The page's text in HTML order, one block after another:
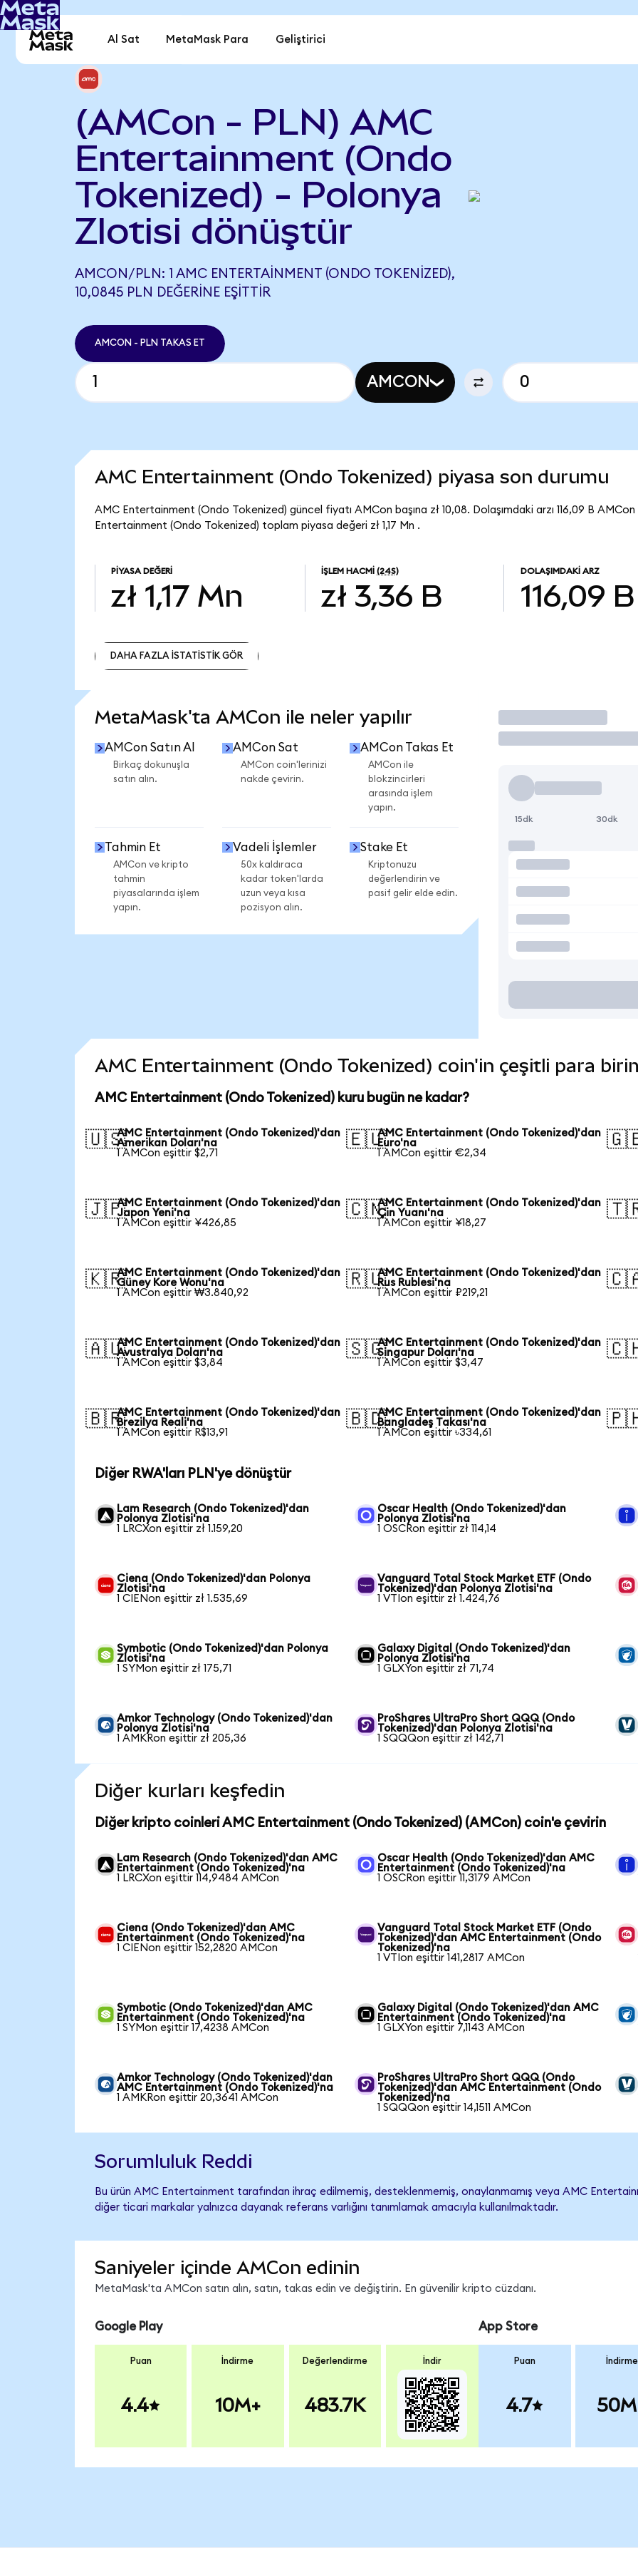
Al Sat MetaMask Para Geliştirici
(AMCon - PLN) AMC
Entertainment (Ondo
Tokenized) - Polonya
Zlotisi dönüştür
AMCON/PLN: 1 AMC ENTERTAINMENT (ONDO TOKENIZED),
10,0845 PLN DEĞERINE EŞITTIR
AMCON - PLN TAKAS ET
AMCON
AMC Entertainment (Ondo Tokenized) piyasa son durumu
AMC Entertainment (Ondo Tokenized) güncel fiyatı AMCon başına zł 10,08. Dolaşımdaki arzı 116,09 B
Entertainment (Ondo Tokenized) toplam piyasa değeri zł 1,17 Mn .
PIYASA DEĞERI
zł 1,17 Mn
İŞLEM HACMI (24S)
zł 3,36 B
DOLAŞIMDAKI ARZ
116,09 B
DAHA FAZLA İSTATİSTİK GÖR
MetaMask'ta AMCon ile neler yapılır
AMCon Satın Al
Birkaç dokunuşla
satın alın.
AMCon Sat
AMCon coin'lerinizi
nakde çevirin.
AMCon Takas Et
AMCon ile
blokzincirleri
arasında işlem
yapın.
Tahmin Et
AMCon ve kripto
tahmin
piyasalarında işlem
yapın.
Vadeli İşlemler
50x kaldıraca
kadar token'larda
uzun veya kısa
pozisyon alın.
Stake Et
Kriptonuzu
değerlendirin ve
pasif gelir elde edin.
İşlem Yap
15dk 30dk
AMC Entertainment (Ondo Tokenized) coin'in çeşitli para
AMC Entertainment (Ondo Tokenized) kuru bugün ne kadar?
🇺🇸AMC Entertainment (Ondo Tokenized)'dan
Amerikan Doları'na
1 AMCon eşittir $2,71
🇪🇺AMC Entertainment (Ondo Tokenized)'dan
Euro'na
1 AMCon eşittir €2,34
🇯🇵AMC Entertainment (Ondo Tokenized)'dan
Japon Yeni'na
1 AMCon eşittir ¥426,85
🇨🇳AMC Entertainment (Ondo Tokenized)'dan
Çin Yuanı'na
1 AMCon eşittir ¥18,27
🇰🇷AMC Entertainment (Ondo Tokenized)'dan
Güney Kore Wonu'na
1 AMCon eşittir ₩3.840,92
🇷🇺AMC Entertainment (Ondo Tokenized)'dan
Rus Rublesi'na
1 AMCon eşittir ₽219,21
🇦🇺AMC Entertainment (Ondo Tokenized)'dan
Avustralya Doları'na
1 AMCon eşittir $3,84
🇸🇬AMC Entertainment (Ondo Tokenized)'dan
Singapur Doları'na
1 AMCon eşittir $3,47
🇧🇷AMC Entertainment (Ondo Tokenized)'dan
Brezilya Reali'na
1 AMCon eşittir R$13,91
🇧🇩AMC Entertainment (Ondo Tokenized)'dan
Bangladeş Takası'na
1 AMCon eşittir ৳334,61
Diğer RWA'ları PLN'ye dönüştür
Lam Research (Ondo Tokenized)'dan
Polonya Zlotisi'na
1 LRCXon eşittir zł 1.159,20
Oscar Health (Ondo Tokenized)'dan
Polonya Zlotisi'na
1 OSCRon eşittir zł 114,14
Ciena (Ondo Tokenized)'dan Polonya
Zlotisi'na
1 CIENon eşittir zł 1.535,69
Vanguard Total Stock Market ETF (Ondo
Tokenized)'dan Polonya Zlotisi'na
1 VTIon eşittir zł 1.424,76
Symbotic (Ondo Tokenized)'dan Polonya
Zlotisi'na
1 SYMon eşittir zł 175,71
Galaxy Digital (Ondo Tokenized)'dan
Polonya Zlotisi'na
1 GLXYon eşittir zł 71,74
Amkor Technology (Ondo Tokenized)'dan
Polonya Zlotisi'na
1 AMKRon eşittir zł 205,36
ProShares UltraPro Short QQQ (Ondo
Tokenized)'dan Polonya Zlotisi'na
1 SQQQon eşittir zł 142,71
Diğer kurları keşfedin
Diğer kripto coinleri AMC Entertainment (Ondo Tokenized) (AMCon) coin'e çevirin
Lam Research (Ondo Tokenized)'dan AMC
Entertainment (Ondo Tokenized)'na
1 LRCXon eşittir 114,9484 AMCon
Oscar Health (Ondo Tokenized)'dan AMC
Entertainment (Ondo Tokenized)'na
1 OSCRon eşittir 11,3179 AMCon
Ciena (Ondo Tokenized)'dan AMC
Entertainment (Ondo Tokenized)'na
1 CIENon eşittir 152,2820 AMCon
Vanguard Total Stock Market ETF (Ondo
Tokenized)'dan AMC Entertainment (Ondo
Tokenized)'na
1 VTIon eşittir 141,2817 AMCon
Symbotic (Ondo Tokenized)'dan AMC
Entertainment (Ondo Tokenized)'na
1 SYMon eşittir 17,4238 AMCon
Galaxy Digital (Ondo Tokenized)'dan AMC
Entertainment (Ondo Tokenized)'na
1 GLXYon eşittir 7,1143 AMCon
Amkor Technology (Ondo Tokenized)'dan
AMC Entertainment (Ondo Tokenized)'na
1 AMKRon eşittir 20,3641 AMCon
ProShares UltraPro Short QQQ (Ondo
Tokenized)'dan AMC Entertainment (Ondo
Tokenized)'na
1 SQQQon eşittir 14,1511 AMCon
Sorumluluk Reddi
Bu ürün AMC Entertainment tarafından ihraç edilmemiş, desteklenmemiş, onaylanmamış veya AMC
diğer ticari markalar yalnızca dayanak referans varlığını tanımlamak amacıyla kullanılmaktadır.
Saniyeler içinde AMCon edinin
MetaMask'ta AMCon satın alın, satın, takas edin ve değiştirin. En güvenilir kripto cüzdanı.
Google Play
Puan
4.4
İndirme
10M+
Değerlendirme
483.7K
İndir
App Store
Puan
4.7
İndirme